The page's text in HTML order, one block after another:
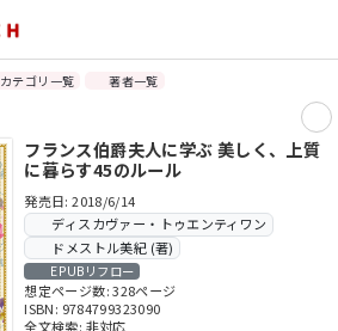
カテゴリ一覧 著者一覧
フランス伯爵夫人に学ぶ 美しく、上質
に暮らす45のルール
発売日: 2018/6/14
ディスカヴァー・トゥエンティワン
ドメストル美紀 (著)
EPUBリフロー
想定ページ数: 328ページ
ISBN: 9784799323090
全文検索: 非対応